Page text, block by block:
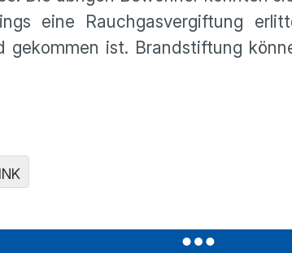
eine Rauchgasvergiftung
ist. Brandstiftung